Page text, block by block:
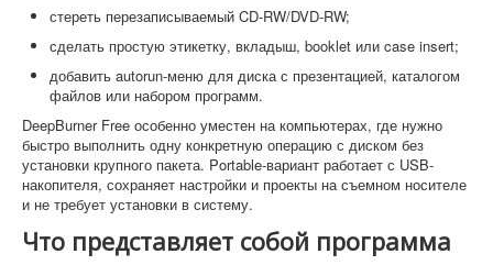
стереть перезаписываемый CD-RW/DVD-RW;
сделать простую этикетку, вкладыш, booklet или case insert;
добавить autorun-меню для диска с презентацией, каталогом
файлов или набором программ.
DeepBurner Free особенно уместен на компьютерах, где нужно
быстро выполнить одну конкретную операцию с диском без
установки крупного пакета. Portable-вариант работает с USB-
накопителя, сохраняет настройки и проекты на съемном носителе
и не требует установки в систему.
Что представляет собой программа